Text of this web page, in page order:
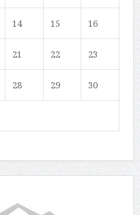
14 15 16
21 22 23
28 29 30